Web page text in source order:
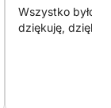
Wszystko było
dziękuję, dziękuję